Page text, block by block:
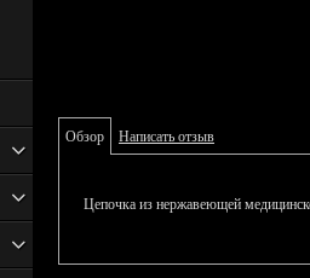
Обзор Написать отзыв
Цепочка из нержавеющей